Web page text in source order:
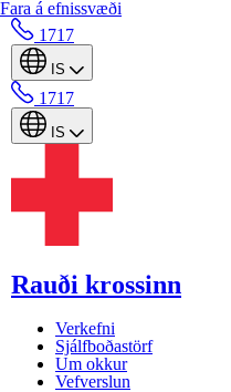
Fara á efnissvæði
1717
IS
1717
IS
Rauði krossinn
Verkefni
Sjálfboðastörf
Um okkur
Vefverslun